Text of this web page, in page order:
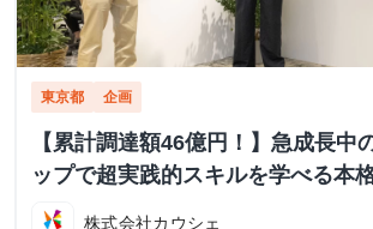
東京都 企画
【累計調達額46億円！】急成長中
ップで超実践的スキルを学べる本
株式会社カウシェ